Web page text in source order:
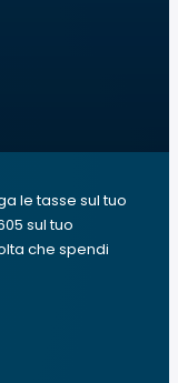
le tasse sul tuo
sul tuo
che spendi